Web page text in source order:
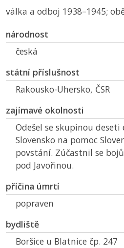
válka a odboj 1938–1945;
národnost
česká
státní příslušnost
Rakousko-Uhersko, ČSR
zajímavé okolnosti
Odešel se skupinou
Slovensko na pomoc
povstání. Zúčastnil se
pod Javořinou.
příčina úmrtí
popraven
bydliště
Boršice u Blatnice čp. 247